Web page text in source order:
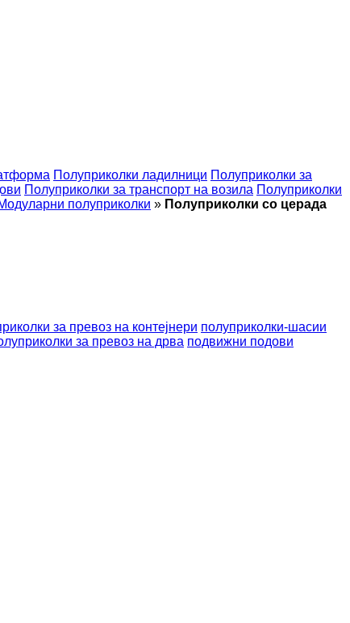
Полуприколки ладилници Полуприколки за
Полуприколки за транспорт на возила Полуприколки
полуприколки » Полуприколки со церада
за превоз на контејнери полуприколки-шасии
за превоз на дрва подвижни подови